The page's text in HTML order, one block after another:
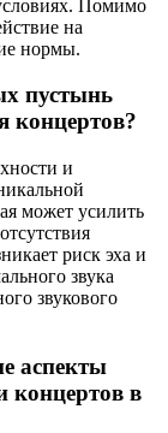
Помимо
на
нормы.
пустынь
концертов?
и
может усилить
риск эха и
звука
звукового
аспекты
концертов в